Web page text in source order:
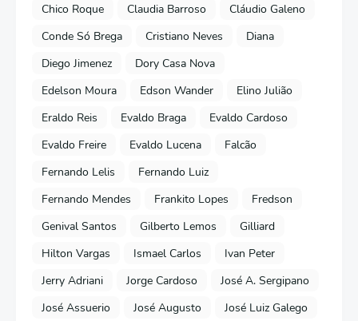
Chico Roque
Claudia Barroso
Cláudio Galeno
Conde Só Brega
Cristiano Neves
Diana
Diego Jimenez
Dory Casa Nova
Edelson Moura
Edson Wander
Elino Julião
Eraldo Reis
Evaldo Braga
Evaldo Cardoso
Evaldo Freire
Evaldo Lucena
Falcão
Fernando Lelis
Fernando Luiz
Fernando Mendes
Frankito Lopes
Fredson
Genival Santos
Gilberto Lemos
Gilliard
Hilton Vargas
Ismael Carlos
Ivan Peter
Jerry Adriani
Jorge Cardoso
José A. Sergipano
José Assuerio
José Augusto
José Luiz Galego